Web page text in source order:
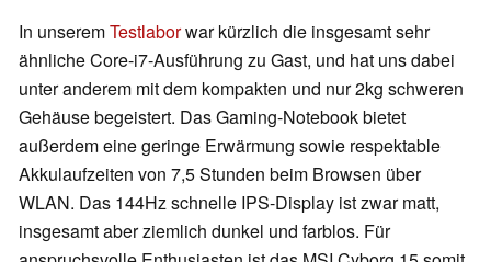
In unseremTestlaborwar kürzlich die insgesamt sehr
ähnliche Core-i7-Ausführung zu Gast, und hat uns dabei
unter anderem mit dem kompakten und nur 2kg schweren
Gehäuse begeistert. Das Gaming-Notebook bietet
außerdem eine geringe Erwärmung sowie respektable
Akkulaufzeiten von 7,5 Stunden beim Browsen über
WLAN. Das 144Hz schnelle IPS-Display ist zwar matt,
insgesamt aber ziemlich dunkel und farblos. Für